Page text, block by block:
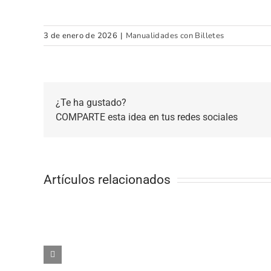
3 de enero de 2026 | Manualidades con Billetes
¿Te ha gustado?
COMPARTE esta idea en tus redes sociales
Artículos relacionados